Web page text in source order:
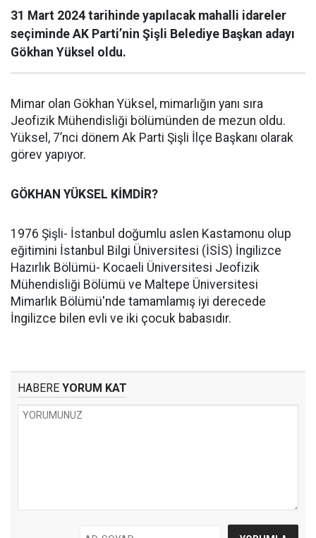
31 Mart 2024 tarihinde yapılacak mahalli idareler
seçiminde AK Parti’nin Şişli Belediye Başkan adayı
Gökhan Yüksel oldu.
Mimar olan Gökhan Yüksel, mimarlığın yanı sıra
Jeofizik Mühendisliği bölümünden de mezun oldu.
Yüksel, 7’nci dönem Ak Parti Şişli İlçe Başkanı olarak
görev yapıyor.
GÖKHAN YÜKSEL KİMDİR?
1976 Şişli- İstanbul doğumlu aslen Kastamonu olup
eğitimini İstanbul Bilgi Üniversitesi (İSİS) İngilizce
Hazırlık Bölümü- Kocaeli Üniversitesi Jeofizik
Mühendisliği Bölümü ve Maltepe Üniversitesi
Mimarlık Bölümü'nde tamamlamış iyi derecede
İngilizce bilen evli ve iki çocuk babasıdır.
HABERE YORUM KAT